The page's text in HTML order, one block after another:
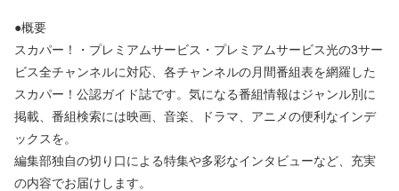
●概要
スカパー！・プレミアムサービス・プレミアムサービス光の3サー
ビス全チャンネルに対応、各チャンネルの月間番組表を網羅した
スカパー！公認ガイド誌です。気になる番組情報はジャンル別に
掲載、番組検索には映画、音楽、ドラマ、アニメの便利なインデ
ックスを。
編集部独自の切り口による特集や多彩なインタビューなど、充実
の内容でお届けします。